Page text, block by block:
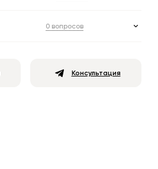
0 вопросов
Консультация